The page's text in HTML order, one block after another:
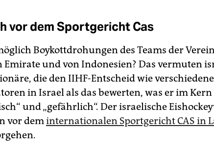
vor dem Sportgericht Cas
Boykottdrohungen des Teams der
Emirate und von Indonesien? Das vermuten
die den IIHF-Entscheid wie verschiedene
in Israel als das bewerten, was er im
und „gefährlich“. Der israelische
vor deminternationalen Sportgericht CAS in